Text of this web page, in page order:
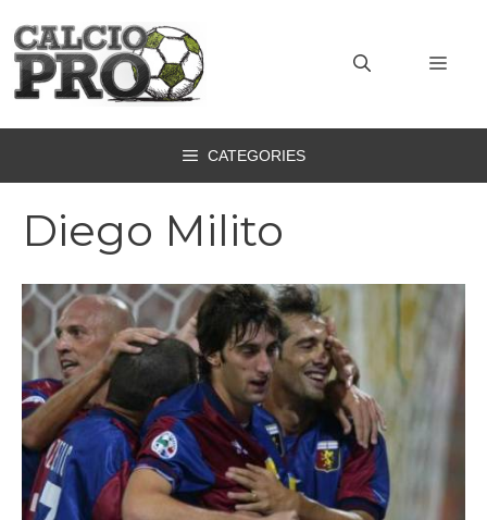
contenuto
CATEGORIES
Diego Milito